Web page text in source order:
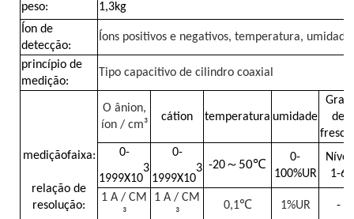
Contador da partícula de poeira
Sensor de matéria particulada
Dispositivo de controlo da qualidade do ar
Sistema de monitorização da qualidade do ar exterior
peso:
1,3kg
Íon de
detecção:
Íons positivos e negativos, temperatura,
princípio de
medição:
Tipo capacitivo de cilindro coaxial
mediçãofaixa:
relação de
resolução:
O ânion,
íon / cm³
cátion temperatura umidade
Grau
de
0-
1999X10
3
0-
1999X10
3 -20～ 50℃
0-
100%UR
Nível
1-6
1 A / CM
³
1 A / CM
³
0,1℃ 1%UR -